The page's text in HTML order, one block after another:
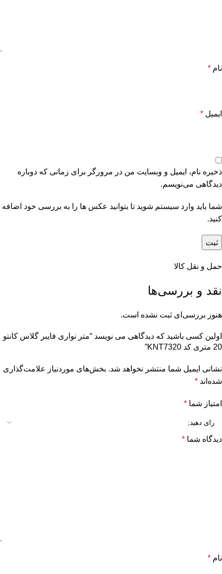
نام *
ایمیل *
ذخیره نام، ایمیل و وبسایت من در مرورگر برای زمانی که دوباره
دیدگاهی می‌نویسم.
شما باید وارد سیستم شوید تا بتوانید عکس ها را به بررسی خود اضافه
کنید.
حمل و نقل کالا
نقد و بررسی‌ها
هنوز بررسی‌ای ثبت نشده است.
اولین کسی باشید که دیدگاهی می نویسد “متر نواری فایبر گلاس کانتو
20 متری کد KNT7320”
نشانی ایمیل شما منتشر نخواهد شد. بخش‌های موردنیاز علامت‌گذاری
شده‌اند *
امتیاز شما *
دیدگاه شما *
نام *